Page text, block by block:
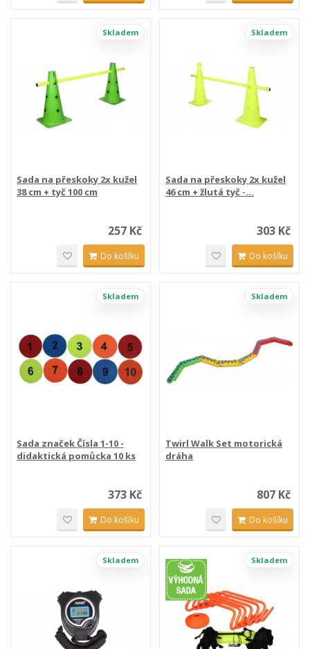
Skladem
Sada na přeskoky 2x kužel
38 cm + tyč 100 cm
257 Kč
Do košíku
Skladem
Sada na přeskoky 2x kužel
46 cm + žlutá tyč -...
303 Kč
Do košíku
Skladem
Sada značek Čísla 1-10 -
didaktická pomůcka 10 ks
373 Kč
Do košíku
Skladem
Twirl Walk Set motorická
dráha
807 Kč
Do košíku
Skladem Skladem